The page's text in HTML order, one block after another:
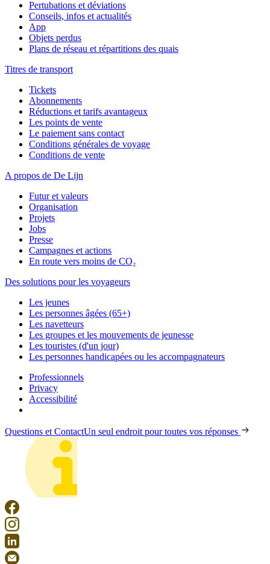
Pertubations et déviations
Conseils, infos et actualités
App
Objets perdus
Plans de réseau et répartitions des quais
Titres de transport
Tickets
Abonnements
Réductions et tarifs avantageux
Les points de vente
Le paiement sans contact
Conditions générales de voyage
Conditions de vente
A propos de De Lijn
Futur et valeurs
Organisation
Projets
Jobs
Presse
Campagnes et actions
En route vers moins de CO₂
Des solutions pour les voyageurs
Les jeunes
Les personnes âgées (65+)
Les navetteurs
Les groupes et les mouvements de jeunesse
Les touristes (d'un jour)
Les personnes handicapées ou les accompagnateurs
Professionnels
Privacy
Accessibilité
Questions et ContactUn seul endroit pour toutes vos réponses